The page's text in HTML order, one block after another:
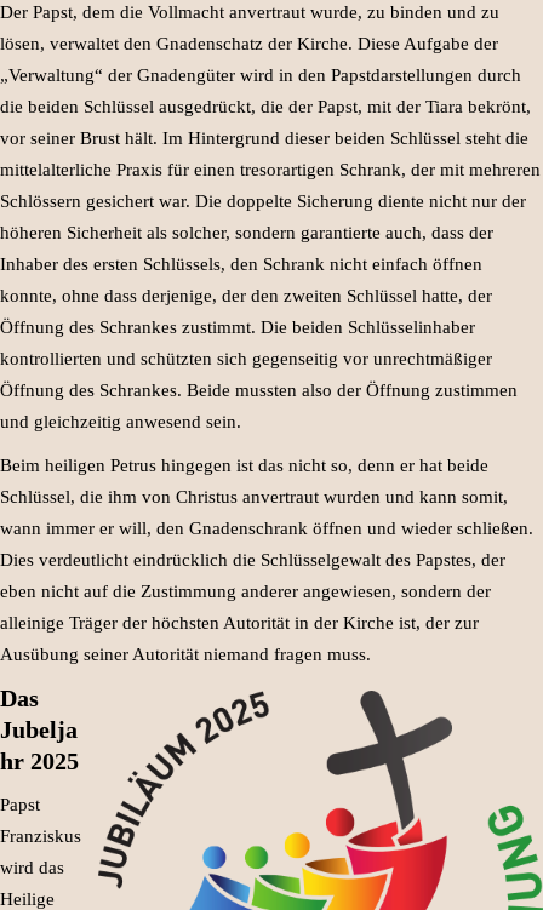
Der Papst, dem die Vollmacht anvertraut wurde, zu binden und zu
lösen, verwaltet den Gnadenschatz der Kirche. Diese Aufgabe der
„Verwaltung“ der Gnadengüter wird in den Papstdarstellungen durch
die beiden Schlüssel ausgedrückt, die der Papst, mit der Tiara bekrönt,
vor seiner Brust hält. Im Hintergrund dieser beiden Schlüssel steht die
mittelalterliche Praxis für einen tresorartigen Schrank, der mit mehreren
Schlössern gesichert war. Die doppelte Sicherung diente nicht nur der
höheren Sicherheit als solcher, sondern garantierte auch, dass der
Inhaber des ersten Schlüssels, den Schrank nicht einfach öffnen
konnte, ohne dass derjenige, der den zweiten Schlüssel hatte, der
Öffnung des Schrankes zustimmt. Die beiden Schlüsselinhaber
kontrollierten und schützten sich gegenseitig vor unrechtmäßiger
Öffnung des Schrankes. Beide mussten also der Öffnung zustimmen
und gleichzeitig anwesend sein.
Beim heiligen Petrus hingegen ist das nicht so, denn er hat beide
Schlüssel, die ihm von Christus anvertraut wurden und kann somit,
wann immer er will, den Gnadenschrank öffnen und wieder schließen.
Dies verdeutlicht eindrücklich die Schlüsselgewalt des Papstes, der
eben nicht auf die Zustimmung anderer angewiesen, sondern der
alleinige Träger der höchsten Autorität in der Kirche ist, der zur
Ausübung seiner Autorität niemand fragen muss.
Das
Jubelja
hr 2025
Papst
Franziskus
wird das
Heilige